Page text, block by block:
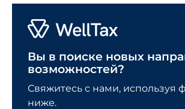
Вы в поиске новых
возможностей?
Свяжитесь с нами, используя
ниже.